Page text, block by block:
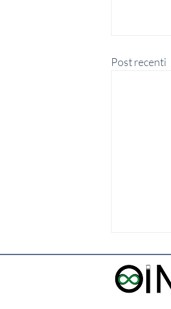
Post recenti